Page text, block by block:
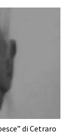
di Cetraro